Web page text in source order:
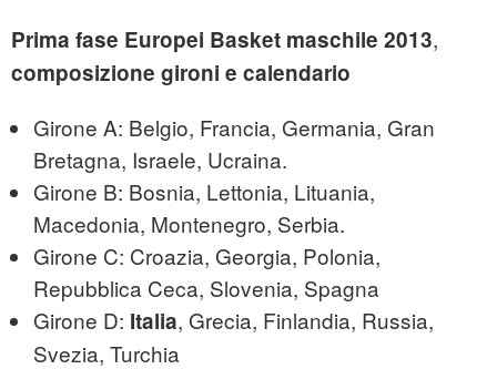
Prima fase Europei Basket maschile 2013,
composizione gironi e calendario
Girone A: Belgio, Francia, Germania, Gran
Bretagna, Israele, Ucraina.
Girone B: Bosnia, Lettonia, Lituania,
Macedonia, Montenegro, Serbia.
Girone C: Croazia, Georgia, Polonia,
Repubblica Ceca, Slovenia, Spagna
Girone D: Italia, Grecia, Finlandia, Russia,
Svezia, Turchia